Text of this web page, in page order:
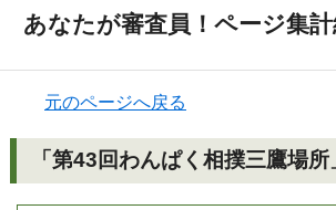
あなたが審査員！ページ集
元のページへ戻る
「第43回わんぱく相撲三鷹場所